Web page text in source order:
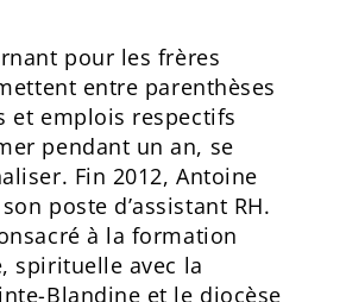
pour les frères
entre parenthèses
et emplois respectifs
pendant un an, se
Fin 2012, Antoine
poste d’assistant RH.
à la formation
spirituelle avec la
Blandine et le diocèse